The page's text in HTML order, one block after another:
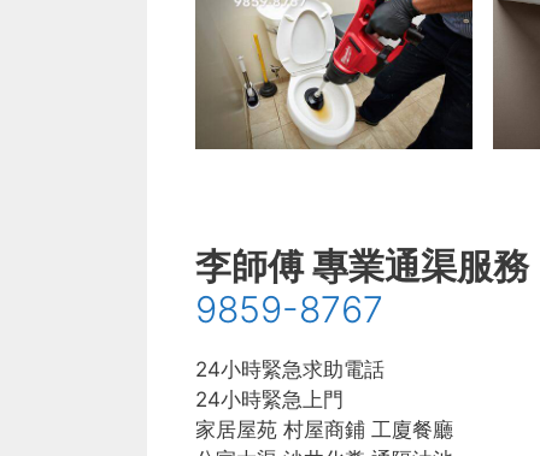
李師傅 專業通渠服務
9859-8767
24小時緊急求助電話
24小時緊急上門
家居屋苑 村屋商鋪 工廈餐廳